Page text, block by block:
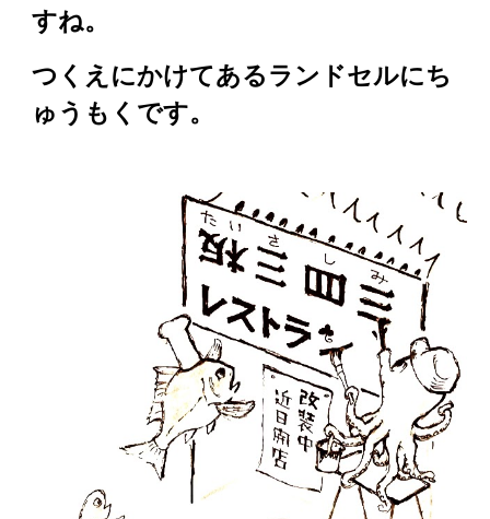
すね。
つくえにかけてあるランドセルにち
ゅうも く です。